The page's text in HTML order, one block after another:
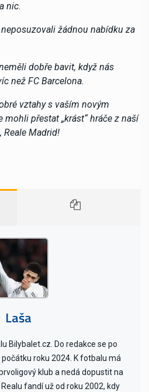
nic.
žádnou nabídku za
dobře bavit, když nás
než FC Barcelona.
vztahy s vaším novým
přestat „krást“ hráče z naší
Reale Madrid!
Laša
Bilybalet.cz. Do redakce se po
roku 2024. K fotbalu má
klub a nedá dopustit na
fandí už od roku 2002, kdy